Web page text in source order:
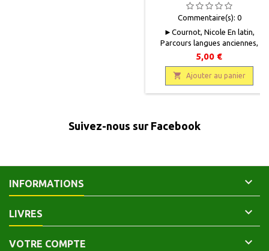
Commentaire(s): 0
►Cournot, Nicole En latin,
Parcours langues anciennes,
Bertrand-Lacoste, 1996, 11 x 18,
126 pages, broché, occasion .
Très bon état.
9782735211166Les autres titres
de la collection
5,00 €
 Ajouter au panier
Suivez-nous sur Facebook
INFORMATIONS 
LIVRES 
VOTRE COMPTE 